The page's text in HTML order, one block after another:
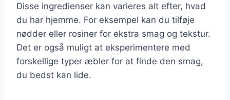
Disse ingredienser kan varieres alt efter, hvad
du har hjemme. For eksempel kan du tilføje
nødder eller rosiner for ekstra smag og tekstur.
Det er også muligt at eksperimentere med
forskellige typer æbler for at finde den smag,
du bedst kan lide.